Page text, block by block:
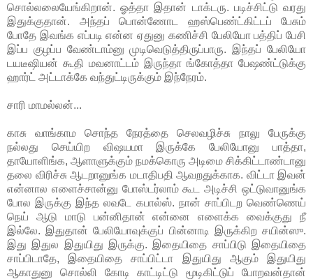
சொல்லலையேங்கிறான். ஓத்தா இதான் டாக்டரு. படிச்சிட்டு வரது
இதுக்குதான். அந்தப் பொன்ணோட ஹஸ்பெண்ட்கிட்டப் பேசும்
போதே இவங்க எப்படி என்ன ஏதுனு கணிச்சி பேலியோ பத்திப் பேசி
இப்ப குழப்ப வேண்டாம்னு முடிவெடுத்திருப்பாரு. இந்தப் பேலியோ
டயடீஷியன் கூதி மவனாட்டம் இருந்தா ங்கோத்தா பேஷண்ட்டுக்கு
ஹார்ட் அட்டாக்கே வந்துட்டிருக்கும் இந்நேரம்.
சாரி மாமல்லன்...
காசு வாங்காம சொந்த நேரத்தை செலவழிச்சு நாலு பேருக்கு
நல்லது செய்யிற விஷயமா இருக்கே பேலியோனு பாத்தா,
தாயோளிங்க, ஆளாளுக்கும் நமக்கொரு அடிமை சிக்கிட்டாண்டானு
தலை விரிச்சு ஆடறானுங்க மடாதிபதி ஆவறதுக்காக. விட்டா இவன்
என்னால எளைச்சான்னு போஸ்டர்லாம் கூட அடிச்சி ஒட்டுவானுங்க
போல இருக்கு இந்த லவடே கபால்ஸ். நான் சாப்பிடற வெண்ணெய்
நெய் ஆடு மாடு பன்னிதான் என்னை எளைக்க வைக்குது நீ
இல்லே. இதுதான் பேலியோவுக்குப் பின்னாடி இருக்கிற சயின்ஸு.
இது இதுல இதுயிது இருக்கு. இதையிதை சாப்பிடு இதையிதை
சாப்பிடாதே, இதையிதை சாப்பிட்டா இதுயிது ஆகும் இதுயிது
ஆகாதுனு சொல்லி கோடி காட்டிட்டு மூடிகிட்டுப் போறவன்தான்